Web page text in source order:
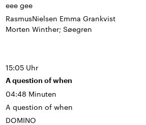
eee gee
RasmusNielsen Emma Grankvist
Morten Winther; Søegren
15:05 Uhr
A question of when
04:48 Minuten
A question of when
DOMINO